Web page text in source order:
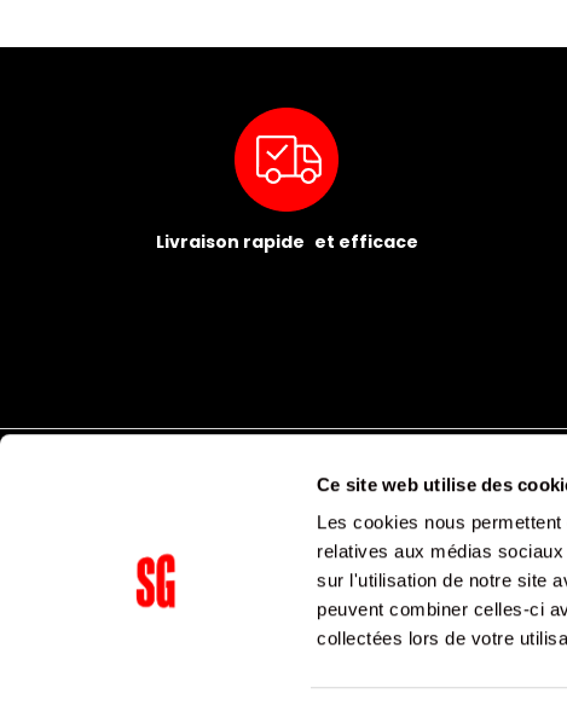
Ce site web utilise des
Les cookies nous
relatives aux médias
sur l'utilisation de notre site
peuvent combiner celles-ci
collectées lors de votre
Livraison rapide et efficace